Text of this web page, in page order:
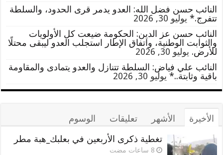
النائب حسن فضل الله: العدو يدمر قرى الحدود، والسلطة
تتفرج.* يوليو 30, 2026
النائب حسن عز الدين: الحكومة ضيعت كل الأولويات
والثوابت الوطنية، واتفاق الإطار استجلب العدو ليبقى محتلًا
للأرض. يوليو 30, 2026
النائب علي فياض: السلطة تتنازل والعدو يتمادى والمقاومة
باقية وثابتة..* يوليو 30, 2026
الأخيرة الأشهر تعليقات
الوسوم
تغطية ذكرى الأربعين في بعلبك_هبة مطر